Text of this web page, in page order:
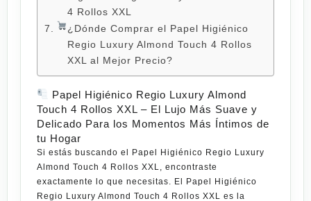
4 Rollos XXL
¿Dónde Comprar el Papel Higiénico
Regio Luxury Almond Touch 4 Rollos
XXL al Mejor Precio?
Papel Higiénico Regio Luxury Almond
Touch 4 Rollos XXL – El Lujo Más Suave y
Delicado Para los Momentos Más Íntimos de
tu Hogar
Si estás buscando el Papel Higiénico Regio Luxury
Almond Touch 4 Rollos XXL
, encontraste
exactamente lo que necesitas. El Papel Higiénico
Regio Luxury Almond Touch 4 Rollos XXL
es la